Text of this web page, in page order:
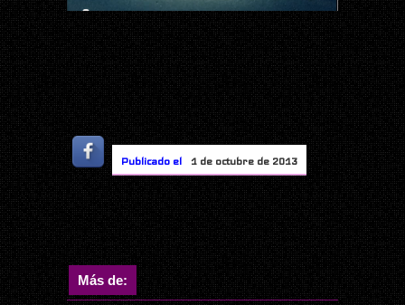
Publicado el 1 de octubre de 2013
Más de: